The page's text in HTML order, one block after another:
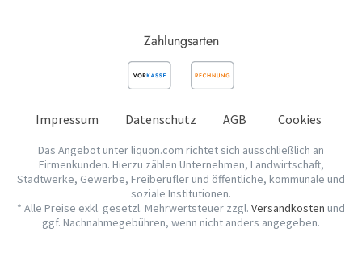
Zahlungsarten
Impressum Datenschutz AGB Cookies
Das Angebot unter liquon.com richtet sich ausschließlich an
Firmenkunden. Hierzu zählen Unternehmen, Landwirtschaft,
Stadtwerke, Gewerbe, Freiberufler und öffentliche, kommunale und
soziale Institutionen.
* Alle Preise exkl. gesetzl. Mehrwertsteuer zzgl. Versandkosten und
ggf. Nachnahmegebühren, wenn nicht anders angegeben.